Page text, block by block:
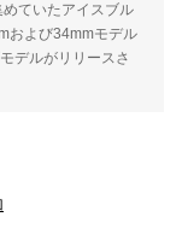
めていたアイスブル
および34mmモデル
デルがリリースさ